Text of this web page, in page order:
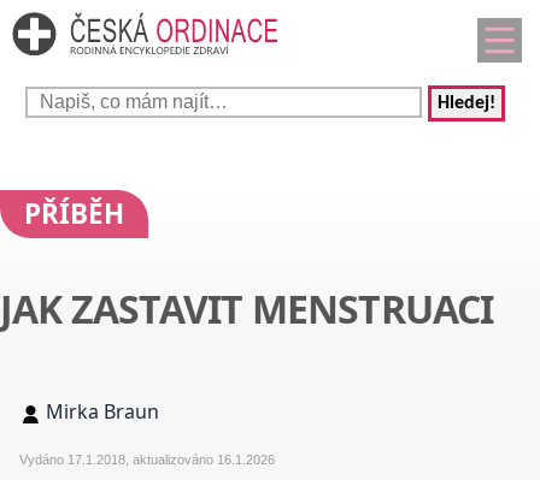
Hledej!
PŘÍBĚH
JAK ZASTAVIT MENSTRUACI
Mirka Braun
Vydáno 17.1.2018, aktualizováno 16.1.2026